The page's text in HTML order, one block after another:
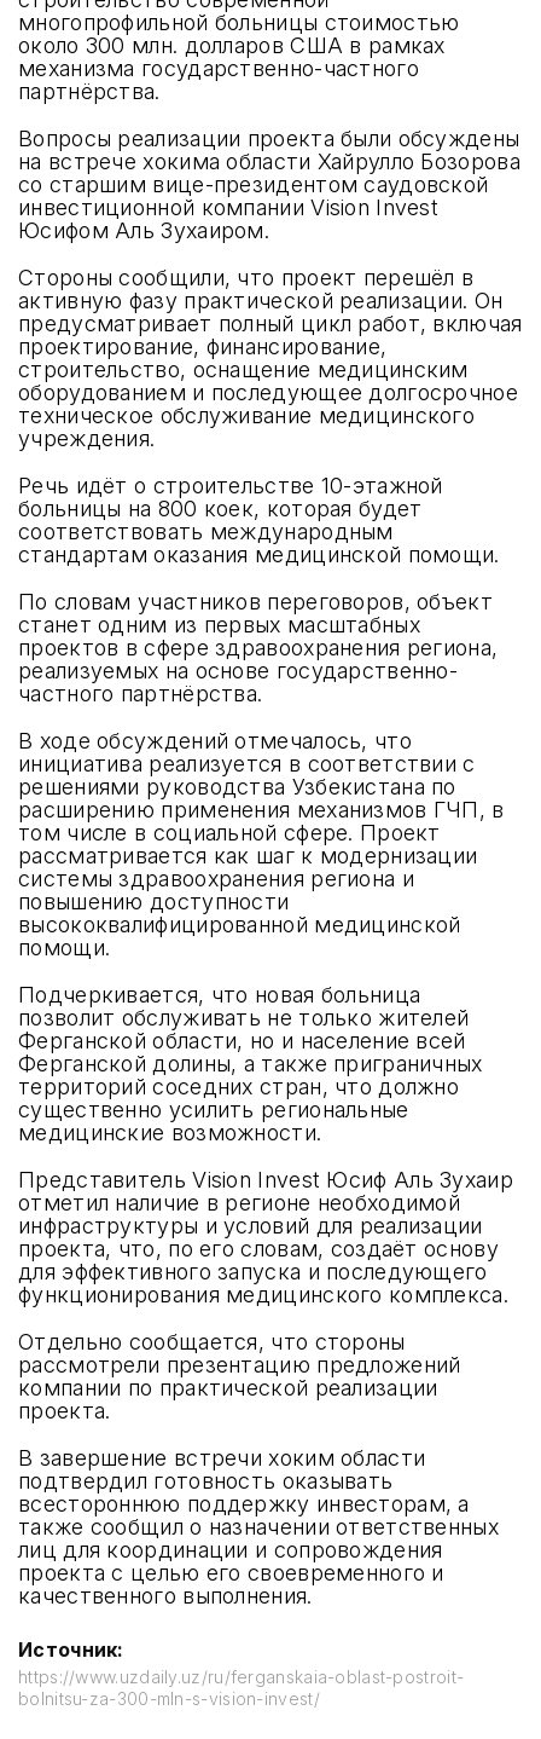
многопрофильной больницы стоимостью
около 300 млн. долларов США в рамках
механизма государственно-частного
партнёрства.
Вопросы реализации проекта были обсуждены
на встрече хокима области Хайрулло Бозорова
со старшим вице-президентом саудовской
инвестиционной компании Vision Invest
Юсифом Аль Зухаиром.
Стороны сообщили, что проект перешёл в
активную фазу практической реализации. Он
предусматривает полный цикл работ, включая
проектирование, финансирование,
строительство, оснащение медицинским
оборудованием и последующее долгосрочное
техническое обслуживание медицинского
учреждения.
Речь идёт о строительстве 10-этажной
больницы на 800 коек, которая будет
соответствовать международным
стандартам оказания медицинской помощи.
По словам участников переговоров, объект
станет одним из первых масштабных
проектов в сфере здравоохранения региона,
реализуемых на основе государственно-
частного партнёрства.
В ходе обсуждений отмечалось, что
инициатива реализуется в соответствии с
решениями руководства Узбекистана по
расширению применения механизмов ГЧП, в
том числе в социальной сфере. Проект
рассматривается как шаг к модернизации
системы здравоохранения региона и
повышению доступности
высококвалифицированной медицинской
помощи.
Подчеркивается, что новая больница
позволит обслуживать не только жителей
Ферганской области, но и население всей
Ферганской долины, а также приграничных
территорий соседних стран, что должно
существенно усилить региональные
медицинские возможности.
Представитель Vision Invest Юсиф Аль Зухаир
отметил наличие в регионе необходимой
инфраструктуры и условий для реализации
проекта, что, по его словам, создаёт основу
для эффективного запуска и последующего
функционирования медицинского комплекса.
Отдельно сообщается, что стороны
рассмотрели презентацию предложений
компании по практической реализации
проекта.
В завершение встречи хоким области
подтвердил готовность оказывать
всестороннюю поддержку инвесторам, а
также сообщил о назначении ответственных
лиц для координации и сопровождения
проекта с целью его своевременного и
качественного выполнения.
Источник:
https://www.uzdaily.uz/ru/ferganskaia-oblast-postroit-
bolnitsu-za-300-mln-s-vision-invest/